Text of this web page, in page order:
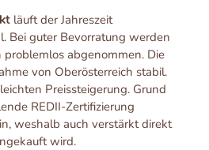
läuft der Jahreszeit
Bei guter Bevorratung werden
abgenommen. Die
von Oberösterreich stabil.
Preissteigerung. Grund
REDII-Zertifizierung
weshalb auch verstärkt direkt
wird.